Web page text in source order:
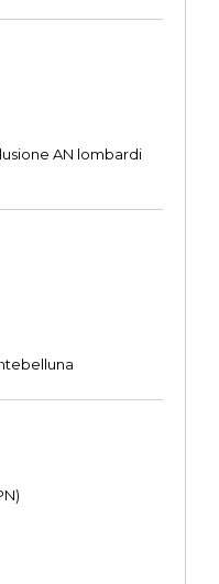
AN lombardi